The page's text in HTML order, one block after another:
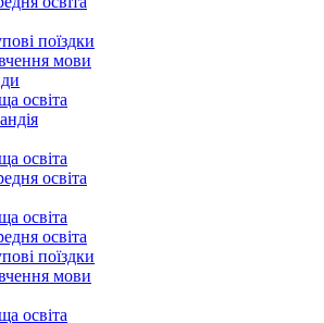
поїздки
мови
освіта
освіта
освіта
освіта
освіта
поїздки
мови
освіта